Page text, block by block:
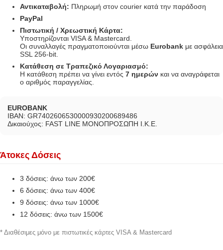
Αντικαταβολή: Πληρωμή στον courier κατά την παράδοση
PayPal
Πιστωτική / Χρεωστική Κάρτα:
Υποστηρίζονται VISA & Mastercard.
Οι συναλλαγές πραγματοποιούνται μέσω Eurobank με ασφάλεια
SSL 256-bit.
Κατάθεση σε Τραπεζικό Λογαριασμό:
Η κατάθεση πρέπει να γίνει εντός 7 ημερών και να αναγράφεται
ο αριθμός παραγγελίας.
EUROBANK
IBAN: GR7402606530000930200689486
Δικαιούχος: FAST LINE ΜΟΝΟΠΡΟΣΩΠΗ Ι.Κ.Ε.
Άτοκες Δόσεις
3 δόσεις: άνω των 200€
6 δόσεις: άνω των 400€
9 δόσεις: άνω των 1000€
12 δόσεις: άνω των 1500€
* Διαθέσιμες μόνο με πιστωτικές κάρτες VISA & Mastercard